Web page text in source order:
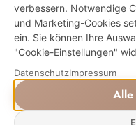
Fr: 09:00 - 15:00 Uhr
Sa + So: geschlossen
Online bestellen: 24/7
verbessern. Notwendige
und Marketing-Cookies
ein. Sie können Ihre
"Cookie-Einstellungen"
DatenschutzImpressum